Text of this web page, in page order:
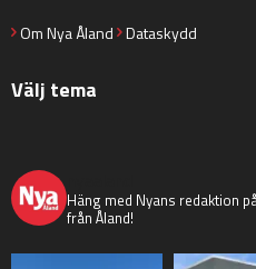
Om Nya Åland Dataskydd
Välj tema
Häng med Nyans redaktion
från Åland!